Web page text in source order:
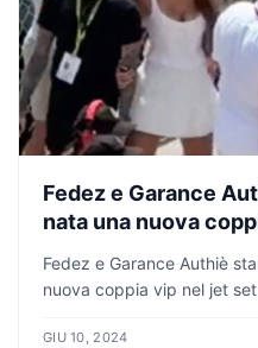
Fedez e Garance
nata una nuova
Fedez e Garance Authiè
nuova coppia vip nel jet
GIU 10, 2024